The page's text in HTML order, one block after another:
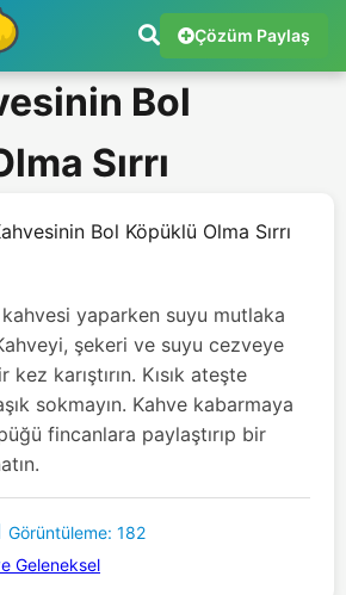
Çözüm Paylaş
Bol
Sırrı
Bol Köpüklü Olma Sırrı
yaparken suyu mutlaka
şekeri ve suyu cezveye
karıştırın. Kısık ateşte
sokmayın. Kahve kabarmaya
fincanlara paylaştırıp bir
Görüntüleme: 182
Geleneksel